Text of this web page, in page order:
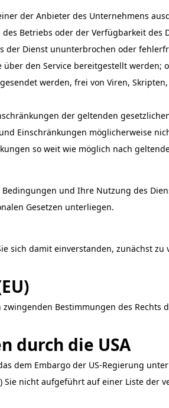
der Anbieter des Unternehmens
Betriebs oder der Verfügbarkeit des
Dienst ununterbrochen oder
den Service bereitgestellt werden;
werden, frei von Viren,
der geltenden
Einschränkungen möglicherweise
so weit wie möglich nach
und Ihre Nutzung des
Gesetzen unterliegen.
sich damit einverstanden, zunächst zu
Bestimmungen des Rechts
durch die USA
dem Embargo der US-Regierung
nicht aufgeführt auf einer Liste der